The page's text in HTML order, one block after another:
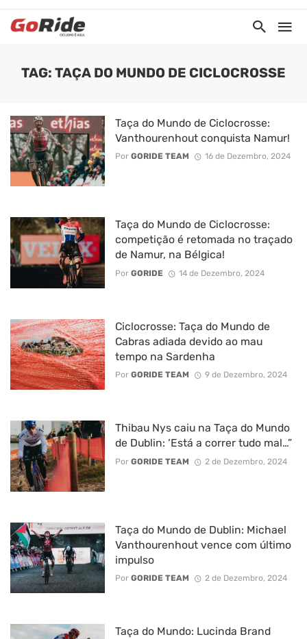
TAG: TAÇA DO MUNDO DE CICLOCROSSE
Taça do Mundo de Ciclocrosse:
Vanthourenhout conquista Namur!
Por GORIDE TEAM 16 de Dezembro, 2024
Taça do Mundo de Ciclocrosse:
competição é retomada no traçado
de Namur, na Bélgica!
Por GORIDE 14 de Dezembro, 2024
Ciclocrosse: Taça do Mundo de
Cabras adiada devido ao mau
tempo na Sardenha
Por GORIDE TEAM 9 de Dezembro, 2024
Thibau Nys caiu na Taça do Mundo
de Dublin: ‘Está a correr tudo mal…”
Por GORIDE TEAM 2 de Dezembro, 2024
Taça do Mundo de Dublin: Michael
Vanthourenhout vence com último
impulso
Por GORIDE TEAM 2 de Dezembro, 2024
Taça do Mundo: Lucinda Brand